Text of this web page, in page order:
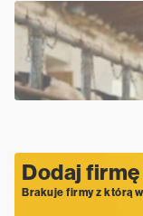
Dodaj
Brakuje firmy z którą